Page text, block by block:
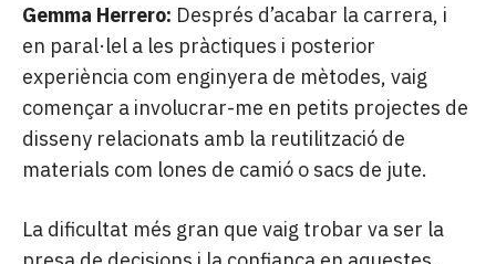
Gemma Herrero: Després d’acabar la carrera, i
en paral·lel a les pràctiques i posterior
experiència com enginyera de mètodes, vaig
començar a involucrar-me en petits projectes de
disseny relacionats amb la reutilització de
materials com lones de camió o sacs de jute.
La dificultat més gran que vaig trobar va ser la